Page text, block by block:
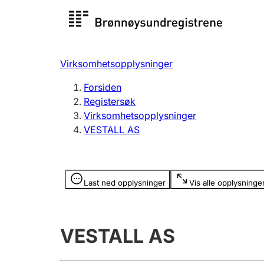
Registersøk
Registrere, endre, slette
Virksomhetsopplysninger
Forsiden
Registersøk
Virksomhetsopplysninger
VESTALL AS
Last ned opplysninger Vis alle
Opplysninger er skjult
VESTALL AS